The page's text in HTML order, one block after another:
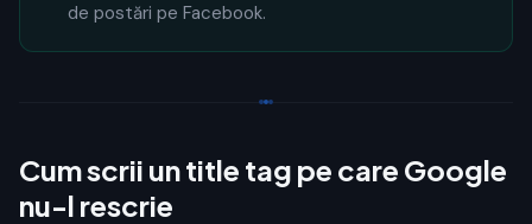
de postări pe Facebook.
Cum scrii un title tag pe care Google
nu-l rescrie